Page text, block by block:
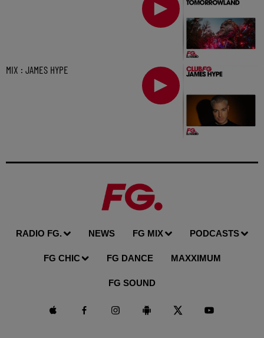
MIX : JAMES HYPE
RADIO FG. NEWS FG MIX PODCASTS
FG CHIC FG DANCE MAXXIMUM
FG SOUND